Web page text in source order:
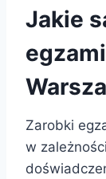
Jakie
Zarobki
w